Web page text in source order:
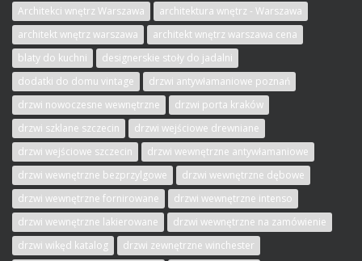
Architekci wnętrz Warszawa
architektura wnętrz - Warszawa
architekt wnętrz warszawa
architekt wnętrz warszawa cena
blaty do kuchni
designerskie stoły do jadalni
dodatki do domu vintage
drzwi antywłamaniowe poznań
drzwi nowoczesne wewnętrzne
drzwi porta kraków
drzwi szklane szczecin
drzwi wejściowe drewniane
drzwi wejściowe szczecin
drzwi wewnętrzne antywłamaniowe
drzwi wewnętrzne bezprzylgowe
drzwi wewnętrzne dębowe
drzwi wewnętrzne fornirowane
drzwi wewnętrzne intenso
drzwi wewnętrzne lakierowane
drzwi wewnętrzne na zamówienie
drzwi wikęd katalog
drzwi zewnętrzne winchester